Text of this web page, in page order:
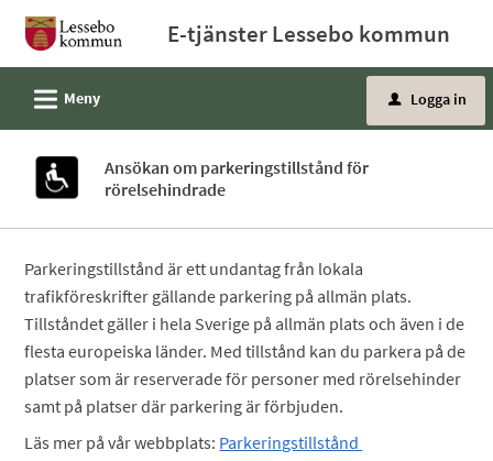
Välkommen
e-
tjänster
-
Lessebo
kommun
E-tjänster Lessebo kommun
L Meny u Logga in
Ansökan om parkeringstillstånd för
rörelsehindrade
Parkeringstillstånd är ett undantag från lokala
trafikföreskrifter gällande parkering på allmän plats.
Tillståndet gäller i hela Sverige på allmän plats och även i de
flesta europeiska länder. Med tillstånd kan du parkera på de
platser som är reserverade för personer med rörelsehinder
samt på platser där parkering är förbjuden.
Läs mer på vår webbplats: Parkeringstillstånd